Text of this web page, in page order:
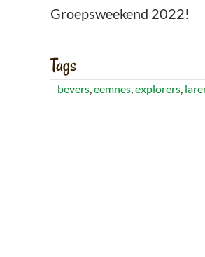
Groepsweekend 2022!
Tags
bevers,eemnes,explorers,